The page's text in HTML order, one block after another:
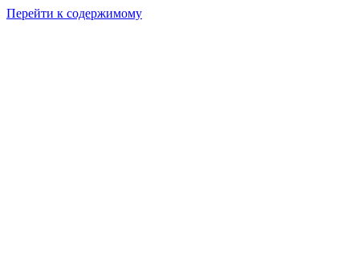
Перейти к содержимому